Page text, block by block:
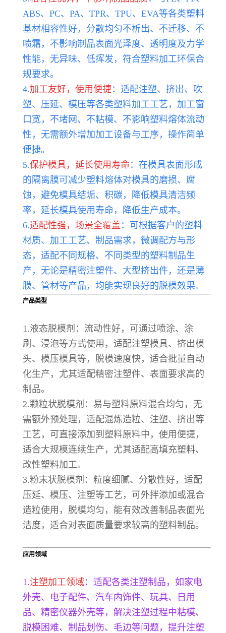
ABS、PC、PA、TPR、TPU、EVA等各类塑料
基材相容性好，分散均匀不析出、不迁移、不
喷霜，不影响制品表面光泽度、透明度及力学
性能，无异味、低挥发，符合塑料加工环保合
规要求。
4.加工友好，使用便捷：适配注塑、挤出、吹
塑、压延、模压等各类塑料加工工艺，加工窗
口宽，不堵网、不粘模、不影响塑料熔体流动
性，无需额外增加加工设备与工序，操作简单
便捷。
5.保护模具，延长使用寿命：在模具表面形成
的隔离膜可减少塑料熔体对模具的磨损、腐
蚀，避免模具结垢、积碳，降低模具清洁频
率，延长模具使用寿命，降低生产成本。
6.适配性强，场景全覆盖 ：可根据客户的塑料
材质、加工工艺、制品需求，微调配方与形
态，适配不同规格、不同类型的塑料制品生
产，无论是精密注塑件、大型挤出件，还是薄
膜、管材等产品，均能实现良好的脱模效果。
产品类型
1.液态脱模剂：流动性好，可通过喷涂、涂
刷、浸泡等方式使用，适配注塑模具、挤出模
头、模压模具等，脱模速度快，适合批量自动
化生产，尤其适配精密注塑件、表面要求高的
制品。
2.颗粒状脱模剂：易与塑料原料混合均匀，无
需额外预处理，适配混炼造粒、注塑、挤出等
工艺，可直接添加到塑料原料中，使用便捷，
适合大规模连续生产，尤其适配高填充塑料、
改性塑料加工。
3.粉末状脱模剂：粒度细腻、分散性好，适配
压延、模压、注塑等工艺，可外拌添加或混合
造粒使用，脱模均匀，能有效改善制品表面光
洁度，适合对表面质量要求较高的塑料制品。
应用领域
1.注塑加工领域 ：适配各类注塑制品，如家电
外壳、电子配件、汽车内饰件、玩具、日用
品、精密仪器外壳等，解决注塑过程中粘模、
脱模困难、制品划伤、毛边等问题，提升注塑